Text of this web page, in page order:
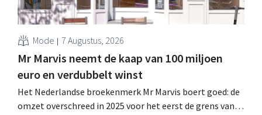
Mode 7 Augustus, 2026
Mr Marvis neemt de kaap van 100 miljoen
euro en verdubbelt winst
Het Nederlandse broekenmerk Mr Marvis boert goed: de
omzet overschreed in 2025 voor het eerst de grens van